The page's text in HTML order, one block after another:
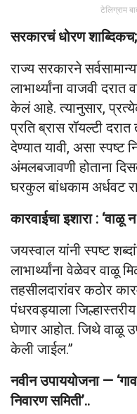
टेलिग्राम
सरकारचं धोरण
राज्य सरकारने
लाभार्थ्यांना वाजवी दरात
केलं आहे. त्यानुसार,
प्रति ब्रास रॉयल्टी
देण्यात यावी, असा स्पष्ट
अंमलबजावणी होताना
घरकुल बांधकाम अर्धवट
कारवाईचा इशारा : ‘वाळू
जयस्वाल यांनी स्पष्ट
लाभार्थ्यांना वेळेवर वाळू
तहसीलदारांवर कठोर
पंधरवड्याला
घेणार आहोत. जिथे वाळू
केली जाईल.”
नवीन उपाययोजना —
निवारण समिती’..